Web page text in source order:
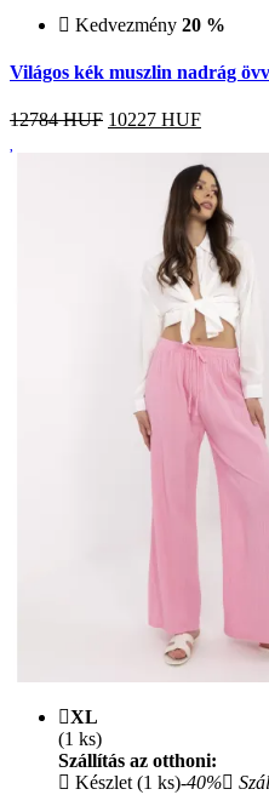
Kedvezmény 20 %
Világos kék muszlin nadrág
12784 HUF 10227 HUF
XL
(1 ks)
Szállítás az otthoni:
Készlet (1 ks)-40%